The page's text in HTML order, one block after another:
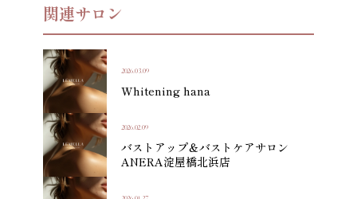
関連サロン
2026.03.09
Whitening hana
2026.02.09
バストアップ＆バストケアサロン
ANERA淀屋橋北浜店